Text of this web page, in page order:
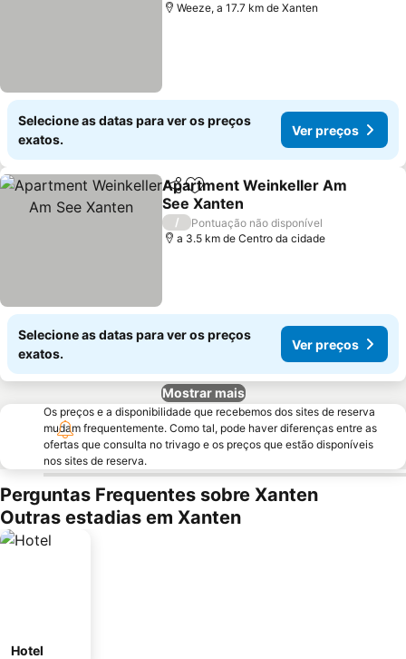
Weeze, a 17.7 km de Xanten
Selecione as datas para ver os preços
exatos.
Ver preços
PartilharAdicionar aos favoritos
Apartment Weinkeller Am
See Xanten
Ver preços
/
Pontuação não disponível
a 3.5 km de Centro da cidade
Selecione as datas para ver os preços
exatos.
Ver preços
Mostrar mais
Os preços e a disponibilidade que recebemos dos sites de reserva
mudam frequentemente. Como tal, pode haver diferenças entre as
ofertas que consulta no trivago e os preços que estão disponíveis
nos sites de reserva.
Perguntas Frequentes sobre Xanten
Outras estadias em Xanten
Hotel